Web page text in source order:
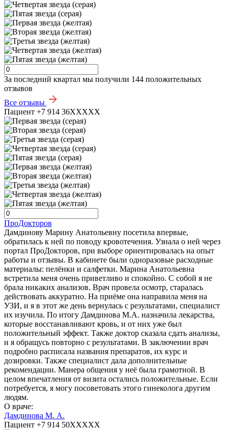
За последний квартал мы получили 144 положительных
отзывов
Все отзывы
Пациент +7 914 36XXXXX
ПроДокторов
Дамдинову Марину Анатольевну посетила впервые,
обратилась к ней по поводу кровотечения. Узнала о ней через
портал ПроДокторов, при выборе ориентировалась на опыт
работы и отзывы. В кабинете были одноразовые расходные
материалы: пелёнки и салфетки. Марина Анатольевна
встретила меня очень приветливо и спокойно. С собой я не
брала никаких анализов. Врач провела осмотр, старалась
действовать аккуратно. На приёме она направила меня на
УЗИ, и я в этот же день вернулась с результатами, специалист
их изучила. По итогу Дамдинова М.А. назначила лекарства,
которые восстанавливают кровь, и от них уже был
положительный эффект. Также доктор сказала сдать анализы,
и я обращусь повторно с результатами. В заключении врач
подробно расписала названия препаратов, их курс и
дозировки. Также специалист дала дополнительные
рекомендации. Манера общения у неё была грамотной. В
целом впечатления от визита остались положительные. Если
потребуется, я могу посоветовать этого гинеколога другим
людям.
О враче:
Дамдинова М. А.
Пациент +7 914 50XXXXX